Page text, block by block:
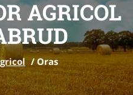
AGRICOL
/Oras